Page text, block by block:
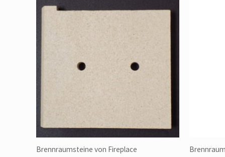
Brennraumsteine von Fireplace